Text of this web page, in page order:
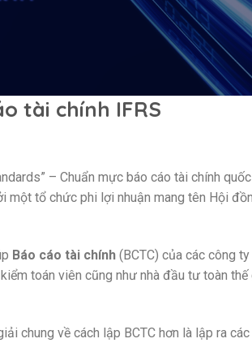
tài chính IFRS
– Chuẩn mực báo cáo tài chính
một tổ chức phi lợi nhuận mang tên Hội
Báo cáo tài chính (BCTC) của các công
toán viên cũng như nhà đầu tư toàn
chung về cách lập BCTC hơn là lập ra